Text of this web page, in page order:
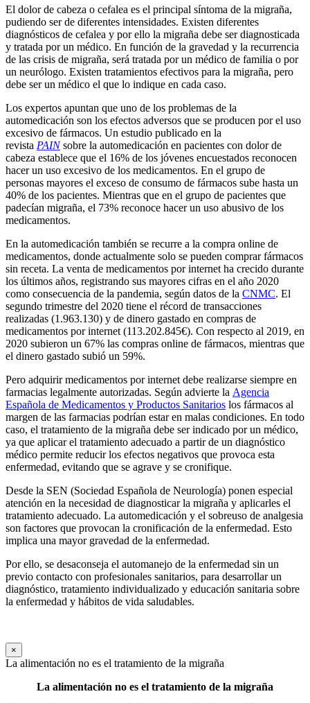
El dolor de cabeza o cefalea es el principal síntoma de la migraña,
pudiendo ser de diferentes intensidades. Existen diferentes
diagnósticos de cefalea y por ello la migraña debe ser diagnosticada
y tratada por un médico. En función de la gravedad y la recurrencia
de las crisis de migraña, será tratada por un médico de familia o por
un neurólogo. Existen tratamientos efectivos para la migraña, pero
debe ser un médico el que lo indique en cada caso.
Los expertos apuntan que uno de los problemas de la
automedicación son los efectos adversos que se producen por el uso
excesivo de fármacos. Un estudio publicado en la
revista PAINsobre la automedicación en pacientes con dolor de
cabeza establece que el 16% de los jóvenes encuestados reconocen
hacer un uso excesivo de los medicamentos. En el grupo de
personas mayores el exceso de consumo de fármacos sube hasta un
40% de los pacientes. Mientras que en el grupo de pacientes que
padecían migraña, el 73% reconoce hacer un uso abusivo de los
medicamentos.
En la automedicación también se recurre a la compra online de
medicamentos, donde actualmente solo se pueden comprar fármacos
sin receta. La venta de medicamentos por internet ha crecido durante
los últimos años, registrando sus mayores cifras en el año 2020
como consecuencia de la pandemia, según datos de la CNMC. El
segundo trimestre del 2020 tiene el récord de transacciones
realizadas (1.963.130) y de dinero gastado en compras de
medicamentos por internet (113.202.845€). Con respecto al 2019, en
2020 subieron un 67% las compras online de fármacos, mientras que
el dinero gastado subió un 59%.
Pero adquirir medicamentos por internet debe realizarse siempre en
farmacias legalmente autorizadas. Según advierte la Agencia
Española de Medicamentos y Productos Sanitarios los fármacos al
margen de las farmacias podrían estar en malas condiciones. En todo
caso, el tratamiento de la migraña debe ser indicado por un médico,
ya que aplicar el tratamiento adecuado a partir de un diagnóstico
médico permite reducir los efectos negativos que provoca esta
enfermedad, evitando que se agrave y se cronifique.
Desde la SEN (Sociedad Española de Neurología) ponen especial
atención en la necesidad de diagnosticar la migraña y aplicarles el
tratamiento adecuado. La automedicación y el sobreuso de analgesia
son factores que provocan la cronificación de la enfermedad. Esto
implica una mayor gravedad de la enfermedad.
Por ello, se desaconseja el automanejo de la enfermedad sin un
previo contacto con profesionales sanitarios, para desarrollar un
diagnóstico, tratamiento individualizado y educación sanitaria sobre
la enfermedad y hábitos de vida saludables.
×
La alimentación no es el tratamiento de la migraña
La alimentación no es el tratamiento de la migraña